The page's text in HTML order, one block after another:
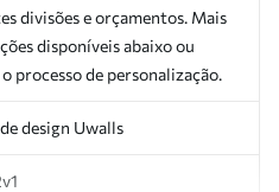
divisões e orçamentos. Mais
disponíveis abaixo ou
processo de personalização.
design Uwalls